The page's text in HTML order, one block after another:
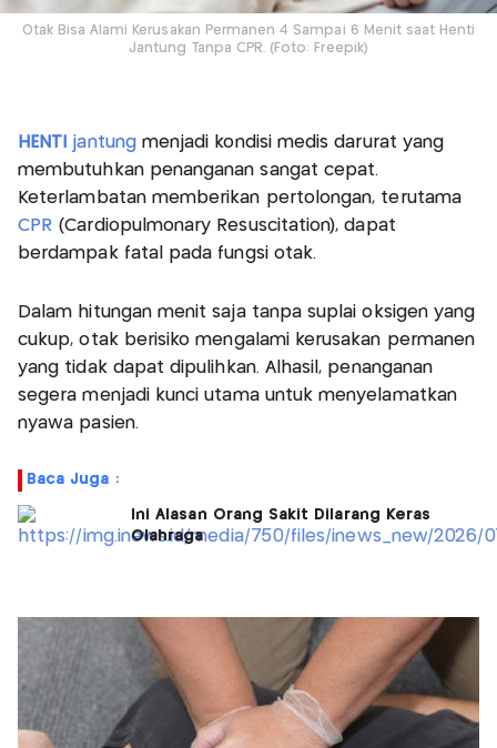
Otak Bisa Alami Kerusakan Permanen 4 Sampai 6 Menit saat Henti
Jantung Tanpa CPR. (Foto: Freepik)
HENTI jantungmenjadi kondisi medis darurat yang
membutuhkan penanganan sangat cepat.
Keterlambatan memberikan pertolongan, terutama
CPR (Cardiopulmonary Resuscitation), dapat
berdampak fatal pada fungsi otak.
Dalam hitungan menit saja tanpa suplai oksigen yang
cukup, otak berisiko mengalami kerusakan permanen
yang tidak dapat dipulihkan. Alhasil, penanganan
segera menjadi kunci utama untuk menyelamatkan
nyawa pasien.
Baca Juga :
Ini Alasan Orang Sakit Dilarang Keras
Olahraga